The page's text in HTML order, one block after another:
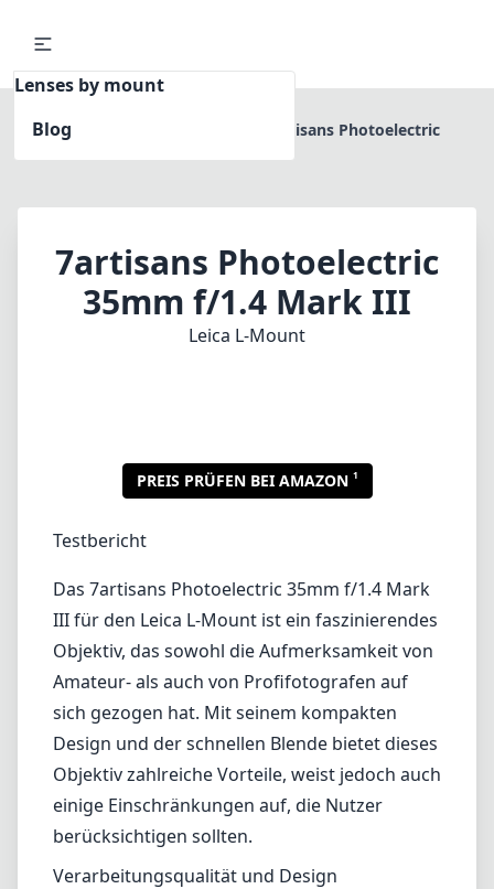
Lenses by mount
Blog
Home
7artisans Photoelectric
7artisans Photoelectric
35mm f/1.4 Mark III
Leica L-Mount
PREIS PRÜFEN BEI AMAZON
Testbericht
Das 7artisans Photoelectric 35mm f/1.4 Mark